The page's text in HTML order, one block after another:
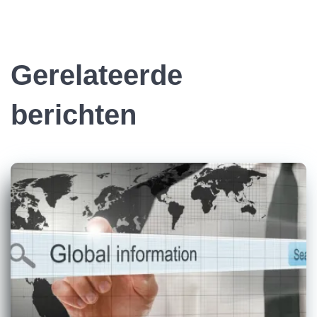
Gerelateerde
berichten